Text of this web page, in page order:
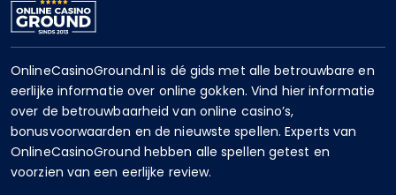
OnlineCasinoGround.nl is dé gids met alle betrouwbare en
eerlijke informatie over online gokken. Vind hier informatie
over de betrouwbaarheid van online casino’s,
bonusvoorwaarden en de nieuwste spellen. Experts van
OnlineCasinoGround hebben alle spellen getest en
voorzien van een eerlijke review.